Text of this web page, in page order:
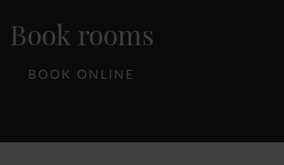
Book rooms
BOOK ONLINE